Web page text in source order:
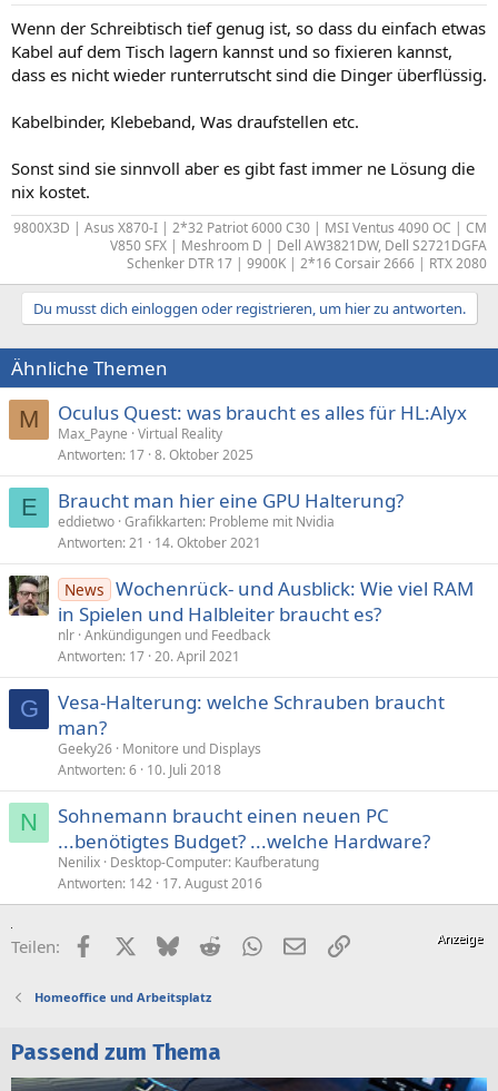
Wenn der Schreibtisch tief genug ist, so dass du einfach etwas
Kabel auf dem Tisch lagern kannst und so fixieren kannst,
dass es nicht wieder runterrutscht sind die Dinger überflüssig.
Kabelbinder, Klebeband, Was draufstellen etc.
Sonst sind sie sinnvoll aber es gibt fast immer ne Lösung die
nix kostet.
9800X3D | Asus X870-I | 2*32 Patriot 6000 C30 | MSI Ventus 4090 OC | CM
V850 SFX | Meshroom D | Dell AW3821DW, Dell S2721DGFA
Schenker DTR 17 | 9900K | 2*16 Corsair 2666 | RTX 2080​
Du musst dich einloggen oder registrieren, um hier zu antworten.
Ähnliche Themen
M Oculus Quest: was braucht es alles für HL:Alyx
Max_Payne Virtual Reality
Antworten 17 8. Oktober 2025
E Braucht man hier eine GPU Halterung?
eddietwo Grafikkarten: Probleme mit Nvidia
Antworten 21 14. Oktober 2021
News Wochenrück- und Ausblick: Wie viel RAM
in Spielen und Halbleiter braucht es?
nlr Ankündigungen und Feedback
Antworten 17 20. April 2021
G
Vesa-Halterung: welche Schrauben braucht
man?
Geeky26 Monitore und Displays
Antworten 6 10. Juli 2018
N
Sohnemann braucht einen neuen PC
...benötigtes Budget? ...welche Hardware?
Nenilix Desktop-Computer: Kaufberatung
Antworten 142 17. August 2016
Teilen: FacebookX (Twitter)
BlueskyRedditWhatsApp
E-MailLink
Homeoffice und Arbeitsplatz
Passend zum Thema